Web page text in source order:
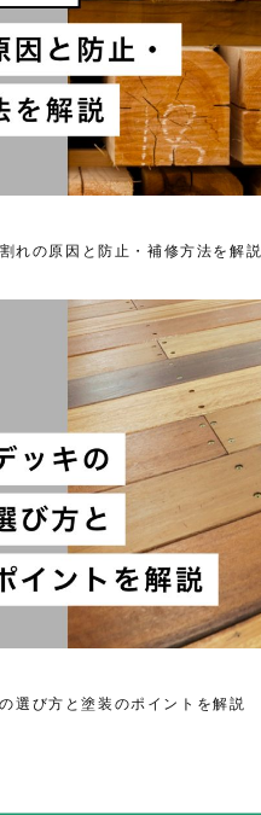
れの原因と防止・補修方法を解説
選び方と塗装のポイントを解説